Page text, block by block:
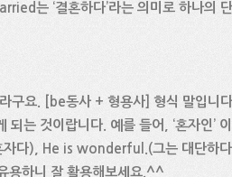
는 ‘결혼하다’라는 의미로 하나의
구요. [be동사 + 형용사] 형식 말입니
는 것이랍니다. 예를 들어, ‘혼자인’
자다), He is wonderful.(그는 대단하
용하니 잘 활용해보세요.^^